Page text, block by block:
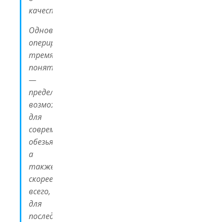
качественные…
Одновременное
оперирование
тремя
понятиями
—
предел
возможностей
для
современных
обезьян,
а
также,
скорее
всего,
для
последнего